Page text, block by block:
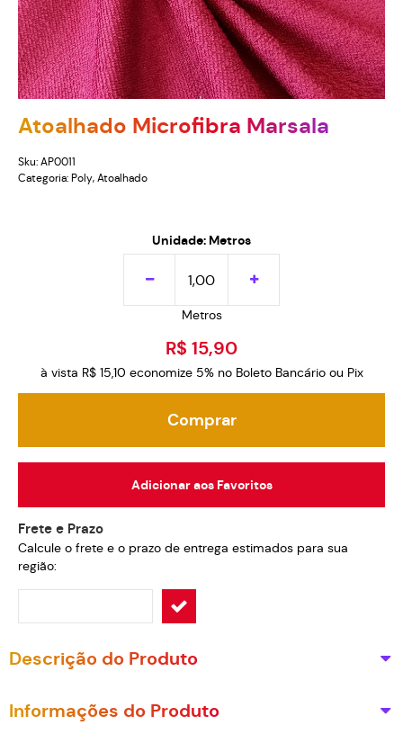
Atoalhado Microfibra Marsala
Sku: AP0011
Categoria: Poly, Atoalhado
Unidade: Metros
Metros
R$ 15,90
à vista R$ 15,10 economize 5% no Boleto Bancário ou Pix
Comprar
Adicionar aos Favoritos
Frete e Prazo
Calcule o frete e o prazo de entrega estimados para sua
região:
Descrição do Produto
Informações do Produto